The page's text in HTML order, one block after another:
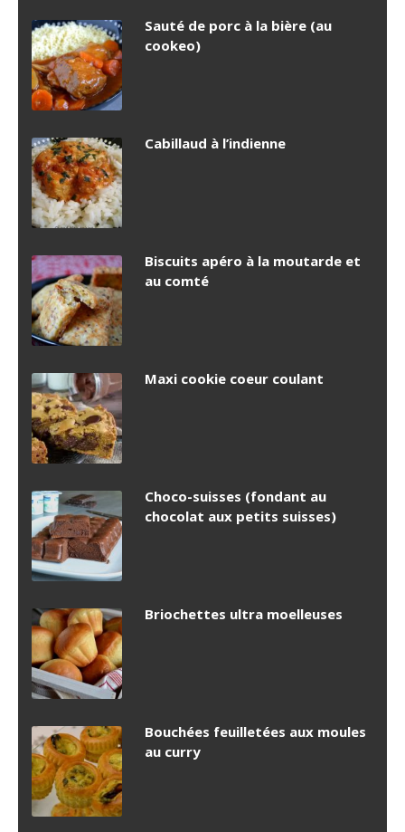
Sauté de porc à la bière (au
cookeo)
Cabillaud à l’indienne
Biscuits apéro à la moutarde et
au comté
Maxi cookie coeur coulant
Choco-suisses (fondant au
chocolat aux petits suisses)
Briochettes ultra moelleuses
Bouchées feuilletées aux moules
au curry